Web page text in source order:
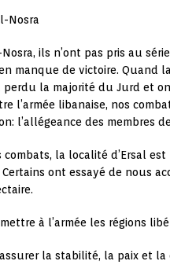
Nosra
ils n’ont pas pris au
manque de victoire.
perdu la majorité du Jurd et
l’armée libanaise, nos
l’allégeance des membres
combats, la localité d’Ersal
Certains ont essayé de nous
à l’armée les régions
la stabilité, la paix et